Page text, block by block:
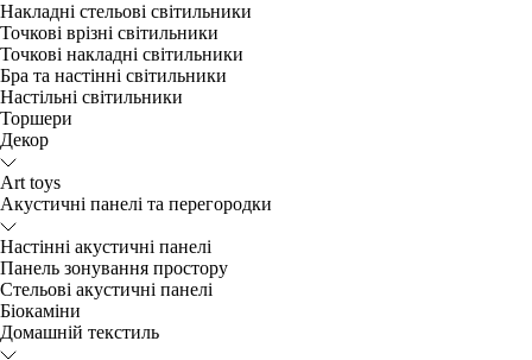
Накладні стельові світильники
Точкові врізні світильники
Точкові накладні світильники
Бра та настінні світильники
Настільні світильники
Торшери
Декор
Art toys
Акустичні панелі та перегородки
Настінні акустичні панелі
Панель зонування простору
Стельові акустичні панелі
Біокаміни
Домашній текстиль